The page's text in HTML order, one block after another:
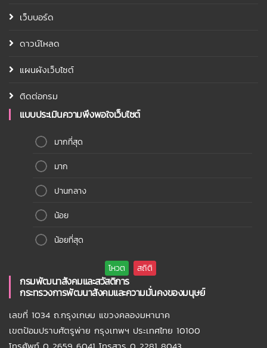
เว็บบอร์ด
ดาวน์โหลด
แผนผังเว็บไซต์
ติดต่อกรม
แบบประเมินความพึงพอใจเว็บไซต์
มากที่สุด
มาก
ปานกลาง
น้อย
น้อยที่สุด
กรมพัฒนาสังคมและสวัสดิการ
กระทรวงการพัฒนาสังคมและความมั่นคงของมนุษย์
เลขที่ 1034 ถ.กรุงเกษม แขวงคลองมหานาค
เขตป้อมปราบศัตรูพ่าย กรุงเทพฯ ประเทศไทย 10100